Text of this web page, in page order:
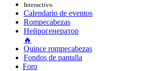
Interactivo
Calendario de eventos
Rompecabezas
Нейрогенератор
🔥
Quince rompecabezas
Fondos de pantalla
Foro